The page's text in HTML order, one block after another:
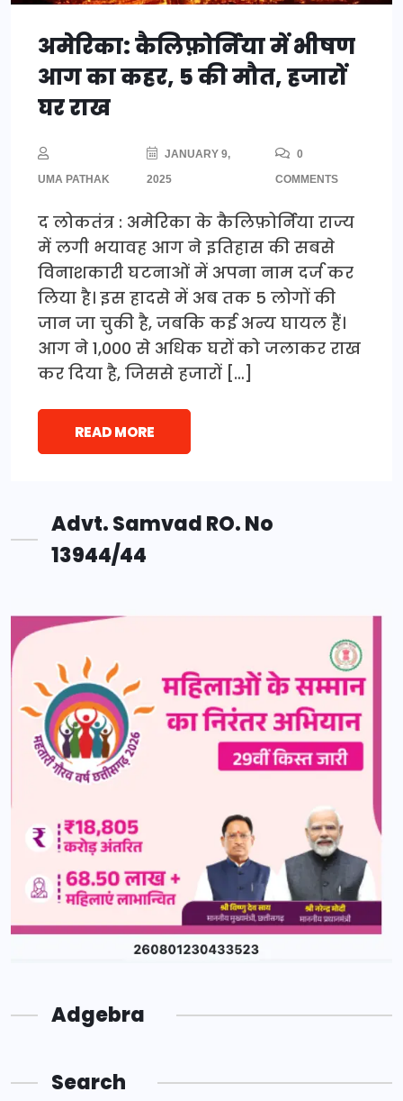
अमेरिका: कैलिफ़ोर्निया में भीषण
आग का कहर, 5 की मौत, हजारों
घर राख
UMA PATHAK
JANUARY 9,
2025
0
COMMENTS
द लोकतंत्र : अमेरिका के कैलिफ़ोर्निया राज्य
में लगी भयावह आग ने इतिहास की सबसे
विनाशकारी घटनाओं में अपना नाम दर्ज कर
लिया है। इस हादसे में अब तक 5 लोगों की
जान जा चुकी है, जबकि कई अन्य घायल हैं।
आग ने 1,000 से अधिक घरों को जलाकर राख
कर दिया है, जिससे हजारों […]
READ MORE
Advt. Samvad RO. No
13944/44
Adgebra
Search